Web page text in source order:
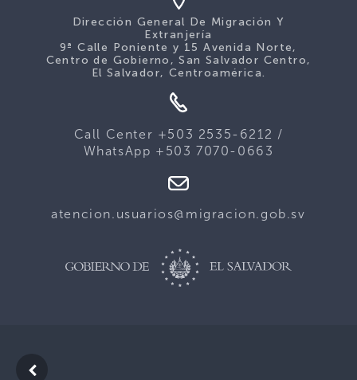
Dirección General De Migración Y
Extranjería
9ª Calle Poniente y 15 Avenida Norte,
Centro de Gobierno, San Salvador Centro,
El Salvador, Centroamérica.
Call Center +503 2535-6212 /
WhatsApp +503 7070-0663
atencion.usuarios@migracion.gob.sv